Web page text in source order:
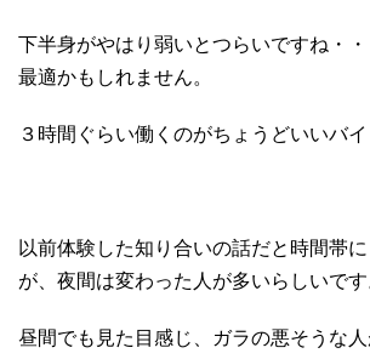
下半身がやはり弱いとつらいですね・
最適かもしれません。
３時間ぐらい働くのがちょうどいいバイ
以前体験した知り合いの話だと時間帯
が、夜間は変わった人が多いらしいです
昼間でも見た目感じ、ガラの悪そうな人